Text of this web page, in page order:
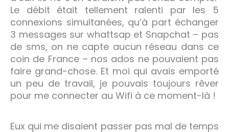
Le débit était tellement ralenti par les 5
connexions simultanées, qu’à part échanger
3 messages sur whattsap et Snapchat – pas
de sms, on ne capte aucun réseau dans ce
coin de France – nos ados ne pouvaient pas
faire grand-chose. Et moi qui avais emporté
un peu de travail, je pouvais toujours rêver
pour me connecter au Wifi à ce moment-là !
Eux qui me disaient passer pas mal de temps